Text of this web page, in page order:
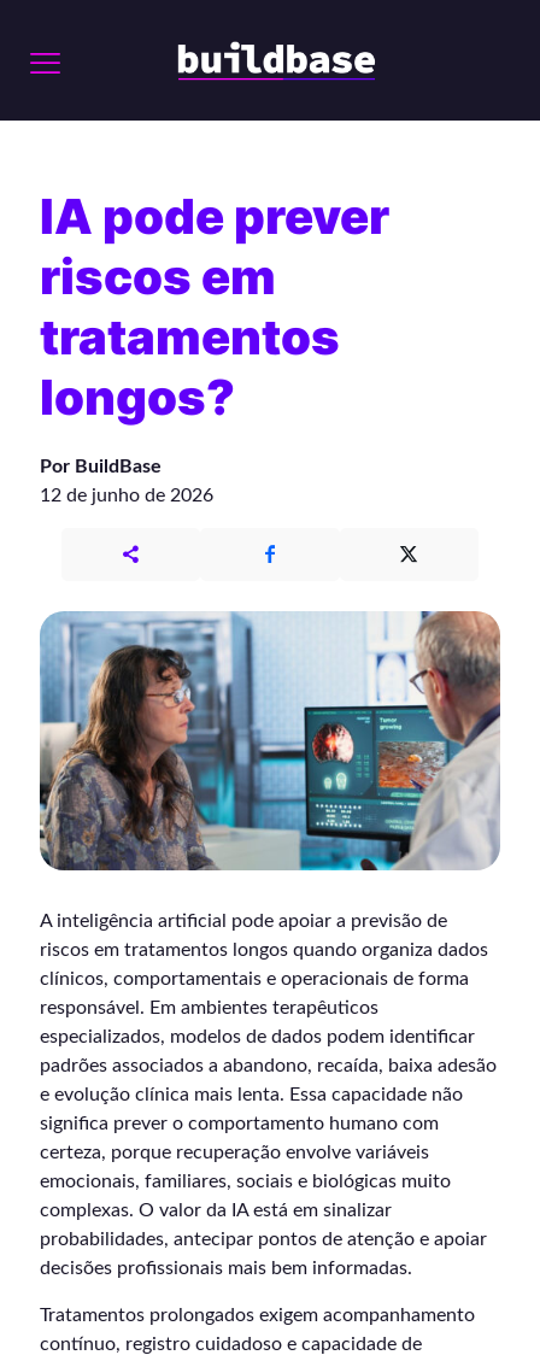
IA pode prever
riscos em
tratamentos
longos?
Por BuildBase
12 de junho de 2026
A inteligência artificial pode apoiar a previsão de
riscos em tratamentos longos quando organiza dados
clínicos, comportamentais e operacionais de forma
responsável. Em ambientes terapêuticos
especializados, modelos de dados podem identificar
padrões associados a abandono, recaída, baixa adesão
e evolução clínica mais lenta. Essa capacidade não
significa prever o comportamento humano com
certeza, porque recuperação envolve variáveis
emocionais, familiares, sociais e biológicas muito
complexas. O valor da IA está em sinalizar
probabilidades, antecipar pontos de atenção e apoiar
decisões profissionais mais bem informadas.
Tratamentos prolongados exigem acompanhamento
contínuo, registro cuidadoso e capacidade de